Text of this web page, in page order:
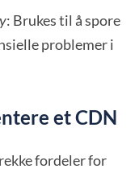
: Brukes til å spore
problemer i
et CDN
fordeler for